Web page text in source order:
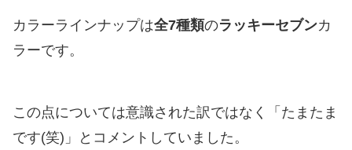
カラーラインナップは全7種類のラッキーセブンカ
ラーです。
この点については意識された訳ではなく「たまたま
です(笑)」とコメントしていました。